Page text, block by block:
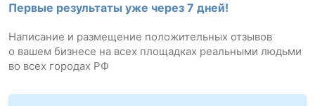
Первые результаты уже через 7 дней!
Написание и размещение положительных отзывов
о вашем бизнесе на всех площадках реальными людьми
во всех городах РФ